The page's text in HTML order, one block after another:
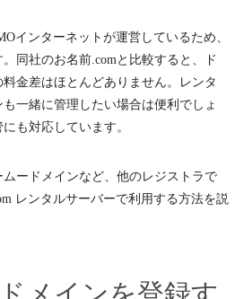
インターネットが運営しているため、
同社のお名前.comと比較すると、ド
金差はほとんどありません。レンタ
一緒に管理したい場合は便利でしょ
も対応しています。
ードメインなど、他のレジストラで
レンタルサーバーで利用する方法を説